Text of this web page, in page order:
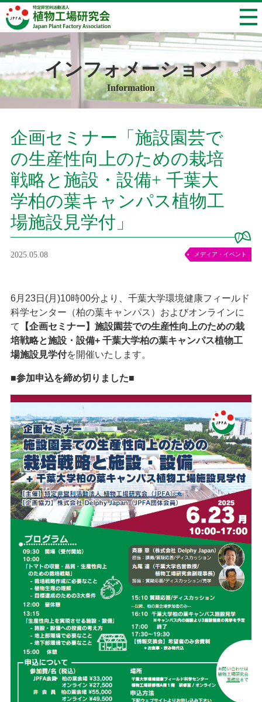
インフォメーション
Information
企画セミナー「施設園芸で
の生産性向上のための栽培
戦略と施設・設備+ 千葉大
学柏の葉キャンパス植物工
場施設見学付」
2025.05.08 メディア・イベント
6月23日(月)10時00分より、千葉大学環境健康フィールド
科学センター（柏の葉キャンパス）およびオンラインに
て
【企画セミナー】施設園芸での生産性向上のための栽
培戦略と施設・設備+ 千葉大学柏の葉キャンパス植物工
場施設見学付を開催いたします。
■参加申込を締め切りました■